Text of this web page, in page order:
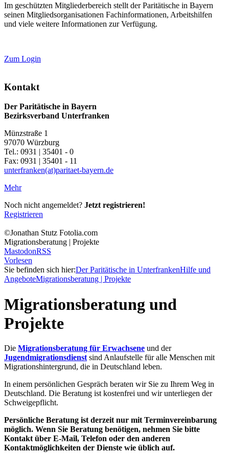
Im geschützten Mitgliederbereich stellt der Paritätische in Bayern
seinen Mitgliedsorganisationen Fachinformationen, Arbeitshilfen
und viele weitere Informationen zur Verfügung.
Zum Login
Kontakt
Der Paritätische in Bayern
Bezirksverband Unterfranken
Münzstraße 1
97070 Würzburg
Tel.: 0931 | 35401 - 0
Fax: 0931 | 35401 - 11
unterfranken(at)paritaet-bayern.de
Mehr
Noch nicht angemeldet? Jetzt registrieren!
Registrieren
©Jonathan Stutz Fotolia.com
Migrationsberatung | Projekte
MastodonRSS
Vorlesen
Sie befinden sich hier:Der Paritätische in UnterfrankenHilfe und
AngeboteMigrationsberatung | Projekte
Migrationsberatung und
Projekte
Die Migrationsberatung für Erwachsene und der
Jugendmigrationsdienst sind Anlaufstelle für alle Menschen mit
Migrationshintergrund, die in Deutschland leben.
In einem persönlichen Gespräch beraten wir Sie zu Ihrem Weg in
Deutschland. Die Beratung ist kostenfrei und wir unterliegen der
Schweigepflicht.
Persönliche Beratung ist derzeit nur mit Terminvereinbarung
möglich. Wenn Sie Beratung benötigen, nehmen Sie bitte
Kontakt über E-Mail, Telefon oder den anderen
Kontaktmöglichkeiten der Dienste wie üblich auf.